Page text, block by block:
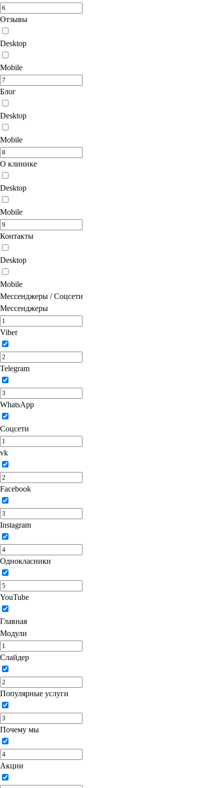
Отзывы
Desktop
Mobile
Блог
Desktop
Mobile
О клинике
Desktop
Mobile
Контакты
Desktop
Mobile
Мессенджеры / Соцсети
Мессенджеры
Viber
Telegram
WhatsApp
Соцсети
vk
Facebook
Instagram
Однокласники
YouTube
Главная
Модули
Слайдер
Популярные услуги
Почему мы
Акции